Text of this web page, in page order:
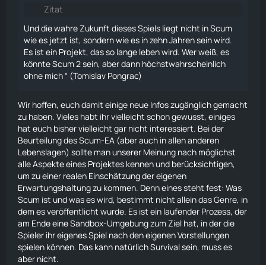
Zitat
Und die wahre Zukunft dieses Spiels liegt nicht in Scum
wie es jetzt ist, sondern wie es in zehn Jahren sein wird.
Es ist ein Projekt, das so lange leben wird. Wer weiß, es
könnte Scum 2 sein, aber dann höchstwahrscheinlich
ohne mich “ (Tomislav Pongrac)
Wir hoffen, euch damit einige neue Infos zugänglich gemacht
zu haben. Vieles habt ihr vielleicht schon gewusst, einiges
hat euch bisher vielleicht gar nicht interessiert. Bei der
Beurteilung des Scum-EA (aber auch in allen anderen
Lebenslagen) sollte man unserer Meinung nach möglichst
alle Aspekte eines Projektes kennen und berücksichtigen,
um zu einer realen Einschätzung der eigenen
Erwartungshaltung zu kommen. Denn eines steht fest: Was
Scum ist und was es wird, bestimmt nicht allein das Genre, in
dem es veröffentlicht wurde. Es ist ein laufender Prozess, der
am Ende eine Sandbox-Umgebung zum Ziel hat, in der die
Spieler ihr eigenes Spiel nach den eigenen Vorstellungen
spielen können. Das kann natürlichSurvivalsein, muss es
aber nicht.